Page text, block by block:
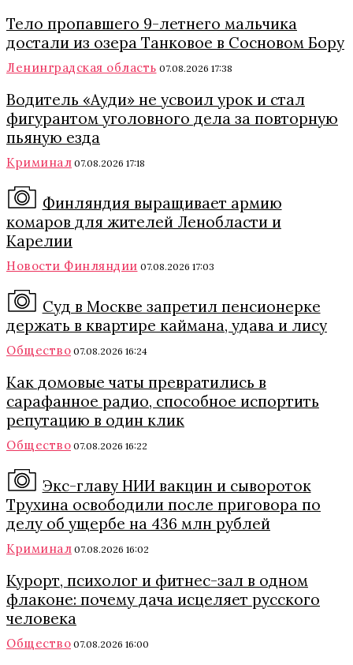
Тело пропавшего 9-летнего мальчика
достали из озера Танковое в Сосновом Бору
Ленинградская область 07.08.2026 17:38
Водитель «Ауди» не усвоил урок и стал
фигурантом уголовного дела за повторную
пьяную езда
Криминал 07.08.2026 17:18
Финляндия выращивает армию
комаров для жителей Ленобласти и
Карелии
Новости Финляндии 07.08.2026 17:03
Суд в Москве запретил пенсионерке
держать в квартире каймана, удава и лису
Общество 07.08.2026 16:24
Как домовые чаты превратились в
сарафанное радио, способное испортить
репутацию в один клик
Общество 07.08.2026 16:22
Экс-главу НИИ вакцин и сывороток
Трухина освободили после приговора по
делу об ущербе на 436 млн рублей
Криминал 07.08.2026 16:02
Курорт, психолог и фитнес-зал в одном
флаконе: почему дача исцеляет русского
человека
Общество 07.08.2026 16:00